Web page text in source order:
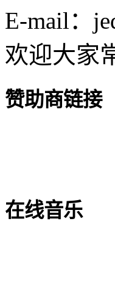
E-mail：
欢迎大家
赞助商链接
在线音乐